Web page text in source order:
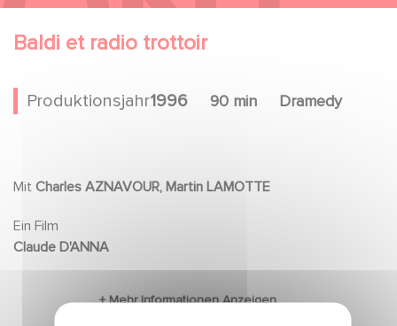
Baldi et radio trottoir
Produktionsjahr1996 90 min Dramedy
Mit Charles AZNAVOUR, Martin LAMOTTE
Ein Film
Claude D'ANNA